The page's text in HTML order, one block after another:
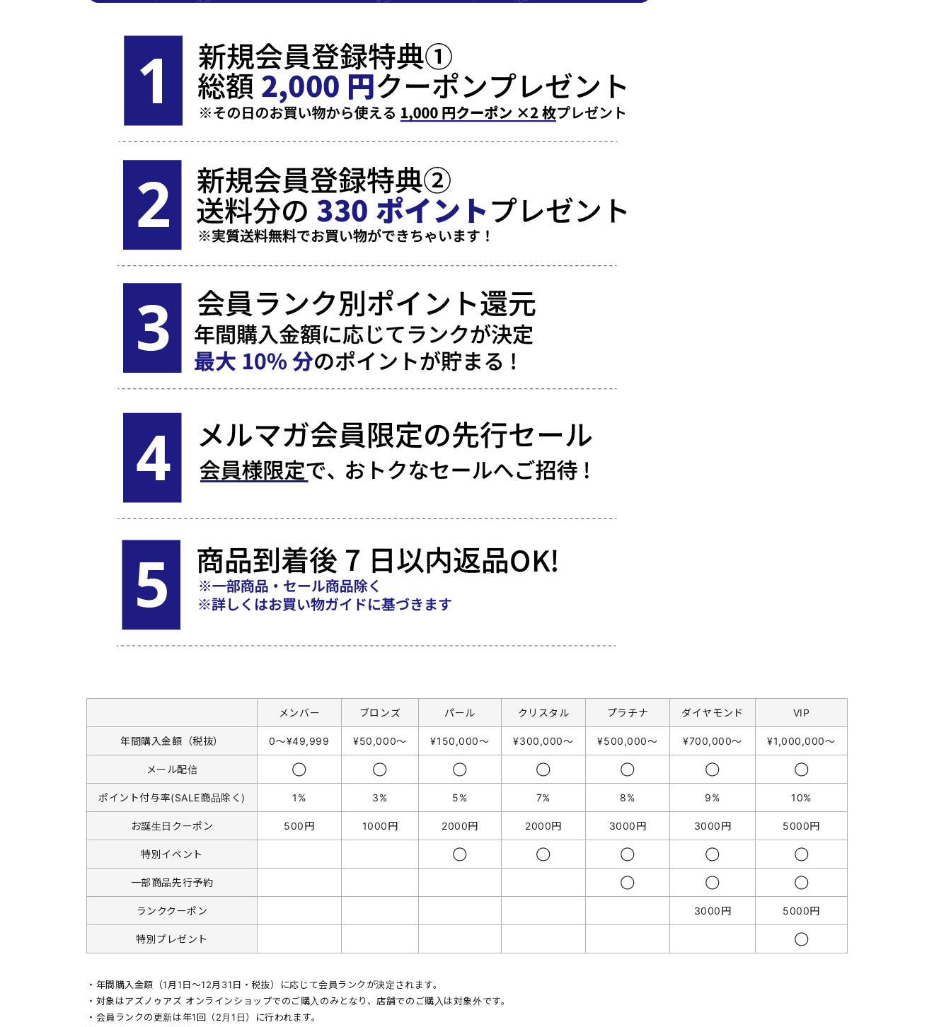
メンバー ブロンズ パール クリスタル プラチナ ダイヤモンド VIP
年間購入金額（税抜） 0〜¥49,999 ¥50,000〜 ¥150,000〜 ¥300,000〜 ¥500,000〜 ¥700,000〜 ¥1,000,000〜
メール配信 ◯ ◯ ◯ ◯ ◯ ◯ ◯
ポイント付与率(SALE商品除く) 1% 3% 5% 7% 8% 9% 10%
お誕生日クーポン 500円 1000円 2000円 2000円 3000円 3000円 5000円
特別イベント ◯ ◯ ◯ ◯ ◯
一部商品先行予約 ◯ ◯ ◯
ランククーポン 3000円 5000円
特別プレゼント ◯
・年間購入金額（1月1日〜12月31日・税抜）に応じて会員ランクが決定されます。
・対象はアズノゥアズ オンラインショップでのご購入のみとなり、店舗でのご購入は対象外です。
・会員ランクの更新は年1回（2月1日）に行われます。